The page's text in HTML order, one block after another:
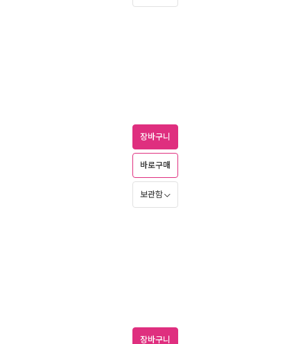
장바구니
바로구매
보관함
장바구니